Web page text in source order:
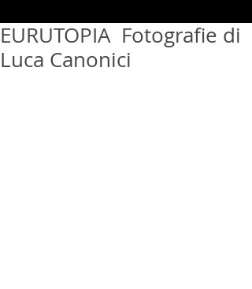
EURUTOPIA Fotografie di
Luca Canonici